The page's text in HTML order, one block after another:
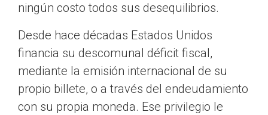
ningún costo todos sus desequilibrios.
Desde hace décadas Estados Unidos
financia su descomunal déficit fiscal,
mediante la emisión internacional de su
propio billete, o a través del endeudamiento
con su propia moneda. Ese privilegio le